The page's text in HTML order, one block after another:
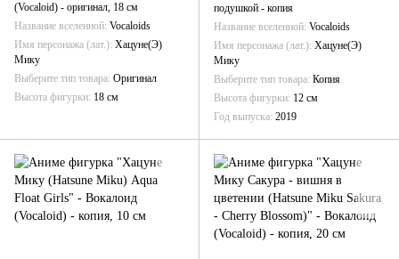
(Vocaloid) - оригинал, 18 см
Название вселенной Vocaloids
Имя персонажа (лат.) Хацуне(Э)
Мику
Выберите тип товара Оригинал
Высота фигурки 18 см
подушкой - копия
Название вселенной Vocaloids
Имя персонажа (лат.) Хацуне(Э)
Мику
Выберите тип товара Копия
Высота фигурки 12 см
Год выпуска 2019